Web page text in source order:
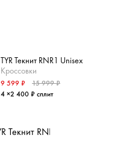
TYR Текнит RNR1 Unisex
Кроссовки
9 599 ₽
15 999 ₽
4 ×2 400 ₽ сплит